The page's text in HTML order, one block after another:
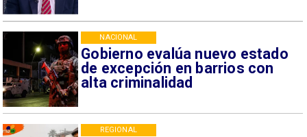
Gobierno evalúa nuevo estado
de excepción en barrios con
alta criminalidad
NACIONAL
REGIONAL